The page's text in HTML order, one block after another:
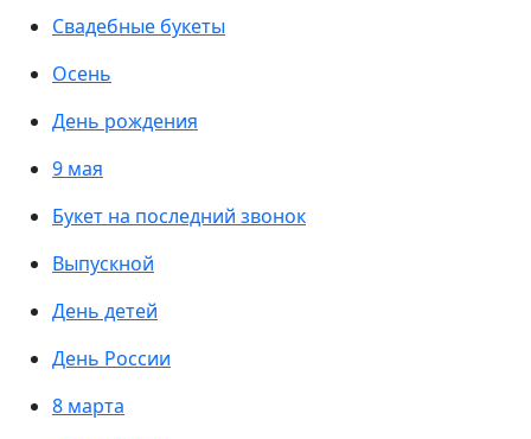
Свадебные букеты
Осень
День рождения
9 мая
Букет на последний звонок
Выпускной
День детей
День России
8 марта